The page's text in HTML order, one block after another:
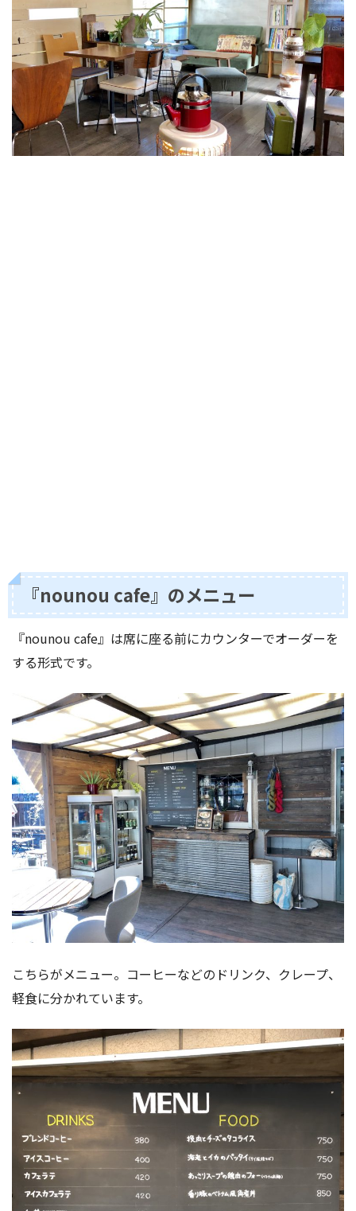
『nounou cafe』のメニュー
『nounou cafe』は席に座る前にカウンターでオーダーを
する形式です。
こちらがメニュー。コーヒーなどのドリンク、クレープ、
軽食に分かれています。